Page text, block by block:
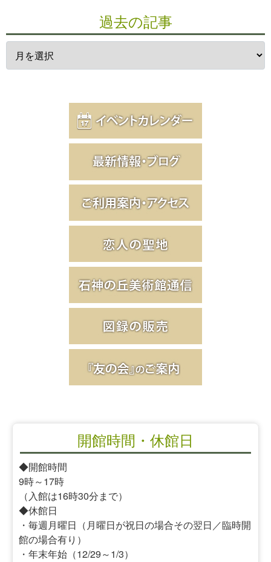
過去の記事
開館時間・休館日
◆開館時間
9時～17時
（入館は16時30分まで）
◆休館日
・毎週月曜日（月曜日が祝日の場合その翌日／臨時開
館の場合有り）
・年末年始（12/29～1/3）